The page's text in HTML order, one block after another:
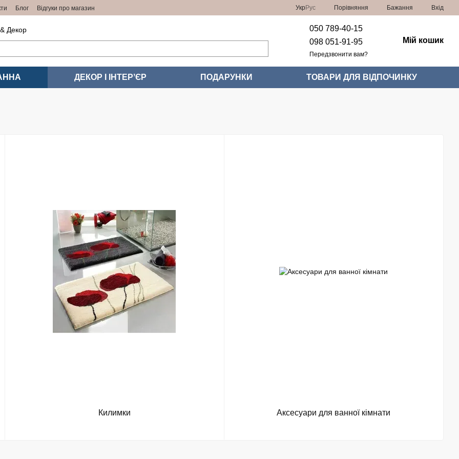
Блог Відгуки про магазин УкрРус Порівняння Бажання Вхід
Декор
050 789-40-15
098 051-91-95
Передзвонити вам?
Мій кошик
ДЕКОР І ІНТЕРʼЄР ПОДАРУНКИ ТОВАРИ ДЛЯ ВІДПОЧИНКУ
Килимки Аксесуари для ванної кімнати